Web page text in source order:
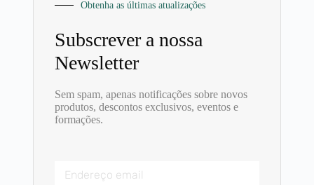
Obtenha as últimas atualizações​
Subscrever a nossa
Newsletter ​
Sem spam, apenas notificações sobre novos
produtos, descontos exclusivos, eventos e
formações.